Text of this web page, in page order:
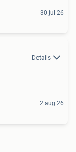
30 jul 26
Details
2 aug 26